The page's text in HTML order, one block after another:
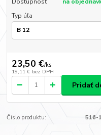
Typ úľa
23,50 €/ks
19,11 € bez DPH
Pridať
Číslo produktu: 516-1